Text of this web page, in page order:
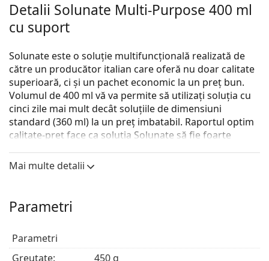
Detalii Solunate Multi-Purpose 400 ml
cu suport
Solunate este o soluție multifuncțională realizată de
către un producător italian care oferă nu doar calitate
superioară, ci și un pachet economic la un preț bun.
Volumul de 400 ml vă va permite să utilizați soluția cu
cinci zile mai mult decât soluțiile de dimensiuni
standard (360 ml) la un preț imbatabil. Raportul optim
calitate-preț face ca soluția Solunate să fie foarte
Solunate este una dintre cele mai bine
ReNu MPS Sensitive Eyes, Biotrue Multi-Purpose sau
Soluția versatilă Solunate cu acid hialuronic este creată
pentru dezinfectarea, clătirea și depozitarea lentilelor
Mai multe detalii
Parametri
Parametri
Greutate:
450 g